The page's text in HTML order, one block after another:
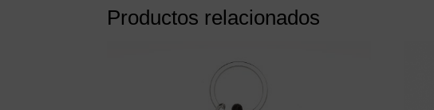
Productos relacionados